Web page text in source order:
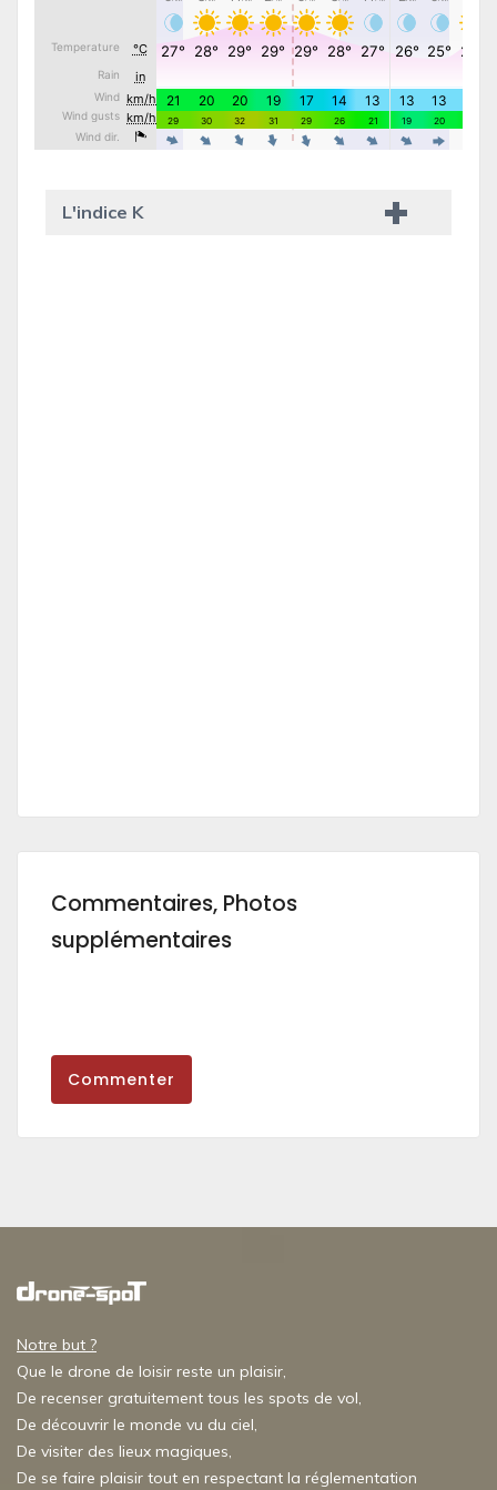
L'indice K
Commentaires, Photos
supplémentaires
Commenter
Notre but ?
Que le drone de loisir reste un plaisir,
De recenser gratuitement tous les spots de vol,
De découvrir le monde vu du ciel,
De visiter des lieux magiques,
De se faire plaisir tout en respectant la réglementation